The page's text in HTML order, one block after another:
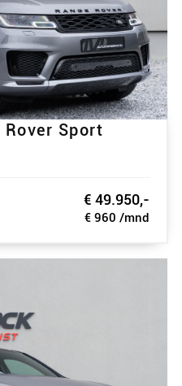
Rover Sport
€ 49.950,-
€ 960 /mnd